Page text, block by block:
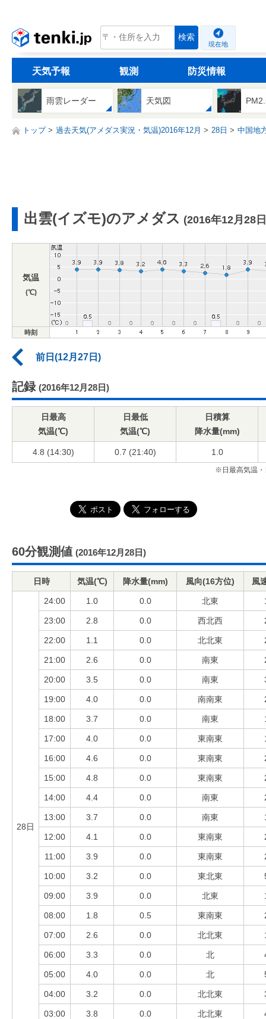
tenki.jp 検索
現在地
天気予報 観測 防災情報
雨雲レーダー 天気図
トップ 過去天気(アメダス実況・気温)2016年12月 28日 中国地
出雲(イズモ)のアメダス (2016年12月28
気温
(℃)
時刻
前日(12月27日)
記録 (2016年12月28日)
日最高
気温(℃)
日最低
気温(℃)
日積算
降水量(mm)
4.8 (14:30) 0.7 (21:40) 1.0
※日最高気温・
60分観測値 (2016年12月28日)
日時 気温(℃) 降水量(mm) 風向(16方位) 風
28日
24:00 1.0 0.0 北東
23:00 2.8 0.0 西北西
22:00 1.1 0.0 北北東
21:00 2.6 0.0 南東
20:00 3.5 0.0 南東
19:00 4.0 0.0 南南東
18:00 3.7 0.0 南東
17:00 4.0 0.0 東南東
16:00 4.6 0.0 東南東
15:00 4.8 0.0 東南東
14:00 4.4 0.0 南東
13:00 3.7 0.0 南東
12:00 4.1 0.0 東南東
11:00 3.9 0.0 東南東
10:00 3.2 0.0 東北東
09:00 3.9 0.0 北東
08:00 1.8 0.5 東南東
07:00 2.6 0.0 北北東
06:00 3.3 0.0 北
05:00 4.0 0.0 北
04:00 3.2 0.0 北北東
03:00 3.8 0.0 北北東